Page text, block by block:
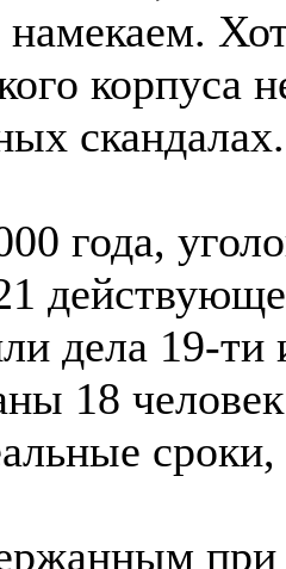
корпуса
скандалах.
года,
дела 19-
18
при